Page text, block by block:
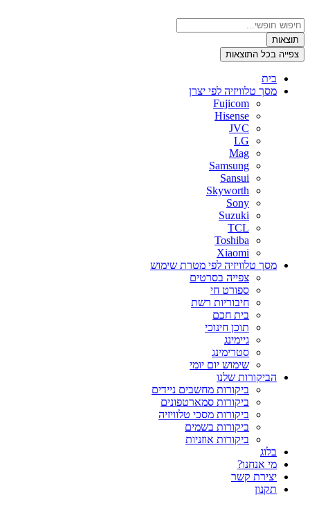
לתוכן
Search
...תוצאות
צפייה בכל התוצאות
בית
מסך טלוויזיה לפי יצרן
Fujicom
Hisense
JVC
LG
Mag
Samsung
Sansui
Skyworth
Sony
Suzuki
TCL
Toshiba
Xiaomi
מסך טלוויזיה לפי מטרת שימוש
צפייה בסרטים
ספורט חי
חיבוריות רשת
בית חכם
תוכן חינוכי
גיימינג
סטרימינג
שימוש יום יומי
הביקורות שלנו
ביקורות מחשבים ניידים
ביקורות סמארטפונים
ביקורות מסכי טלוויזיה
ביקורות בשמים
ביקורות אוזניות
בלוג
מי אנחנו?
יצירת קשר
תקנון